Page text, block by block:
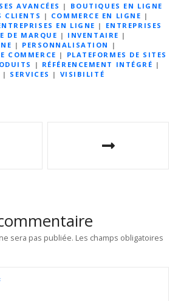
AVANCÉES | BOUTIQUES EN LIGNE
CLIENTS | COMMERCE EN LIGNE |
EN LIGNE | ENTREPRISES
DE MARQUE | INVENTAIRE |
| PERSONNALISATION
|
COMMERCE | PLATEFORMES DE SITES
| RÉFÉRENCEMENT INTÉGRÉ |
| SERVICES | VISIBILITÉ
sera pas publiée. Les champs obligatoires